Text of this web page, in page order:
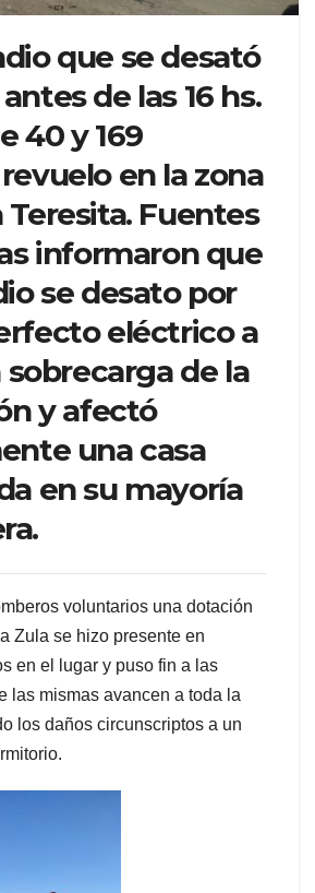
que se desató
de las 16 hs.
40 y 169
en la zona
Teresita. Fuentes
informaron que
se desato por
eléctrico a
sobrecarga de la
y afectó
una casa
en su mayoría
voluntarios una dotación
Zula se hizo presente en
en el lugar y puso fin a las
las mismas avancen a toda la
los daños circunscriptos a un